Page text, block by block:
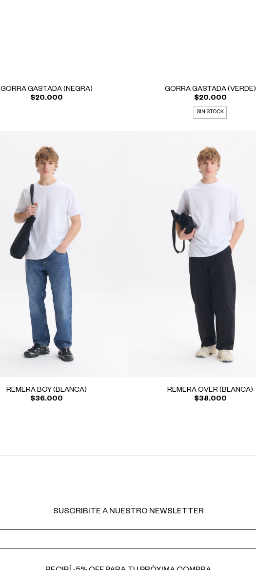
GORRA GASTADA (NEGRA)
$20.000
GORRA GASTADA (VERDE)
$20.000
SIN STOCK
REMERA BOY (BLANCA)
$36.000
REMERA OVER (BLANCA)
$38.000
SUSCRIBITE A NUESTRO NEWSLETTER